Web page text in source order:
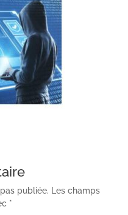
publiée.
Les champs
*